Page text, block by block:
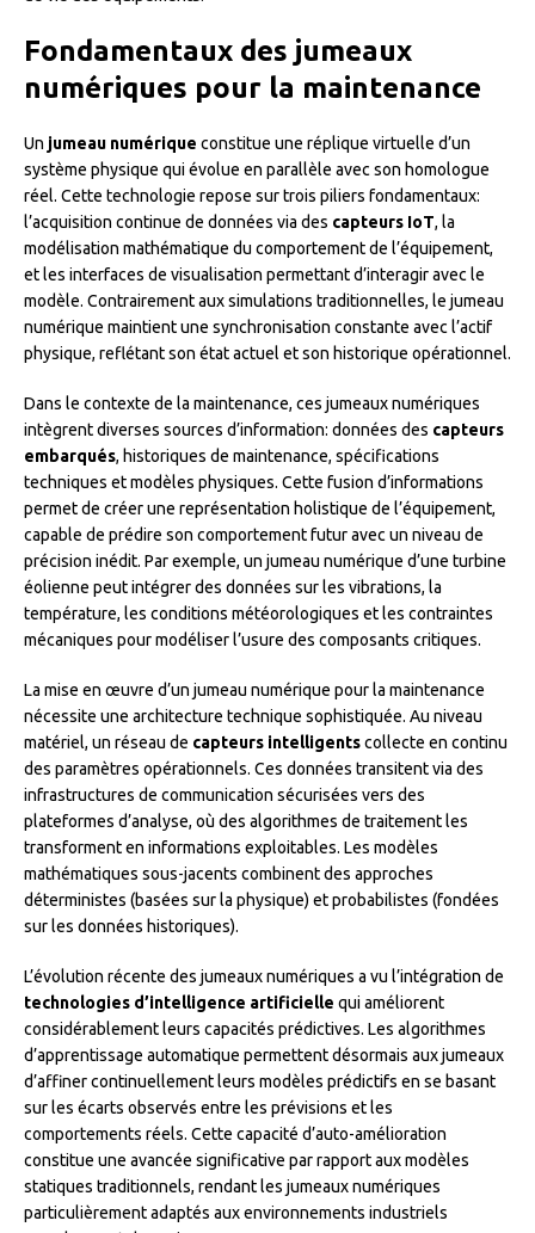
Fondamentaux des jumeaux
numériques pour la maintenance
Un jumeau numérique constitue une réplique virtuelle d’un
système physique qui évolue en parallèle avec son homologue
réel. Cette technologie repose sur trois piliers fondamentaux:
l’acquisition continue de données via des capteurs IoT, la
modélisation mathématique du comportement de l’équipement,
et les interfaces de visualisation permettant d’interagir avec le
modèle. Contrairement aux simulations traditionnelles, le jumeau
numérique maintient une synchronisation constante avec l’actif
physique, reflétant son état actuel et son historique opérationnel.
Dans le contexte de la maintenance, ces jumeaux numériques
intègrent diverses sources d’information: données des capteurs
embarqués, historiques de maintenance, spécifications
techniques et modèles physiques. Cette fusion d’informations
permet de créer une représentation holistique de l’équipement,
capable de prédire son comportement futur avec un niveau de
précision inédit. Par exemple, un jumeau numérique d’une turbine
éolienne peut intégrer des données sur les vibrations, la
température, les conditions météorologiques et les contraintes
mécaniques pour modéliser l’usure des composants critiques.
La mise en œuvre d’un jumeau numérique pour la maintenance
nécessite une architecture technique sophistiquée. Au niveau
matériel, un réseau de capteurs intelligentscollecte en continu
des paramètres opérationnels. Ces données transitent via des
infrastructures de communication sécurisées vers des
plateformes d’analyse, où des algorithmes de traitement les
transforment en informations exploitables. Les modèles
mathématiques sous-jacents combinent des approches
déterministes (basées sur la physique) et probabilistes (fondées
sur les données historiques).
L’évolution récente des jumeaux numériques a vu l’intégration de
technologies d’intelligence artificielle qui améliorent
considérablement leurs capacités prédictives. Les algorithmes
d’apprentissage automatique permettent désormais aux jumeaux
d’affiner continuellement leurs modèles prédictifs en se basant
sur les écarts observés entre les prévisions et les
comportements réels. Cette capacité d’auto-amélioration
constitue une avancée significative par rapport aux modèles
statiques traditionnels, rendant les jumeaux numériques
particulièrement adaptés aux environnements industriels